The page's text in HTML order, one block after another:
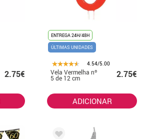
2.75€
ENTREGA 24H/48H
ÚLTIMAS UNIDADES
4.54/5.00
Vela Vermelha nº
5 de 12 cm 2.75€
ADICIONAR